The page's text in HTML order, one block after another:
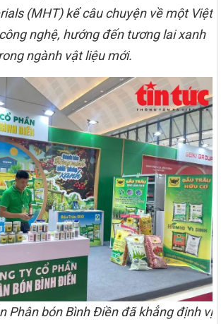
(MHT) kể câu chuyện về một Việt
nghệ, hướng đến tương lai xanh
ngành vật liệu mới.
Phân bón Bình Điền đã khẳng định vị